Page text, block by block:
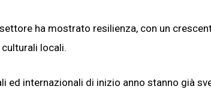
ha mostrato resilienza, con un
locali.
ed internazionali di inizio anno stanno già